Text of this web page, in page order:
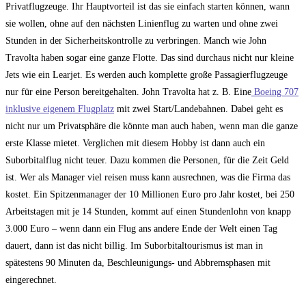
Privatflugzeuge. Ihr Hauptvorteil ist das sie einfach starten können, wann
sie wollen, ohne auf den nächsten Linienflug zu warten und ohne zwei
Stunden in der Sicherheitskontrolle zu verbringen. Manch wie John
Travolta haben sogar eine ganze Flotte. Das sind durchaus nicht nur kleine
Jets wie ein Learjet. Es werden auch komplette große Passagierflugzeuge
nur für eine Person bereitgehalten. John Travolta hat z. B. Eine Boeing 707
inklusive eigenem Flugplatz mit zwei Start/Landebahnen. Dabei geht es
nicht nur um Privatsphäre die könnte man auch haben, wenn man die ganze
erste Klasse mietet. Verglichen mit diesem Hobby ist dann auch ein
Suborbitalflug nicht teuer. Dazu kommen die Personen, für die Zeit Geld
ist. Wer als Manager viel reisen muss kann ausrechnen, was die Firma das
kostet. Ein Spitzenmanager der 10 Millionen Euro pro Jahr kostet, bei 250
Arbeitstagen mit je 14 Stunden, kommt auf einen Stundenlohn von knapp
3.000 Euro – wenn dann ein Flug ans andere Ende der Welt einen Tag
dauert, dann ist das nicht billig. Im Suborbitaltourismus ist man in
spätestens 90 Minuten da, Beschleunigungs- und Abbremsphasen mit
eingerechnet.